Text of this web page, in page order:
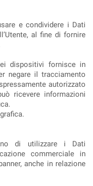
e condividere i Dati
al fine di fornire
dispositivi fornisce in
negare il tracciamento
autorizzato
ricevere informazioni
di utilizzare i Dati
commerciale in
anche in relazione